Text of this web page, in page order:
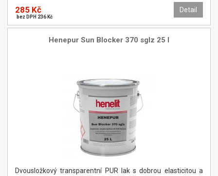
Detail
285 Kč
bez DPH 236 Kč
Henepur Sun Blocker 370 sglz 25 l
Dvousložkový transparentní PUR lak s dobrou elasticitou a